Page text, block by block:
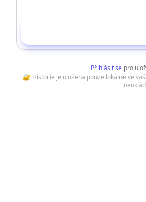
Přihlásit se pro
🔐 Historie je uložena pouze lokálně ve